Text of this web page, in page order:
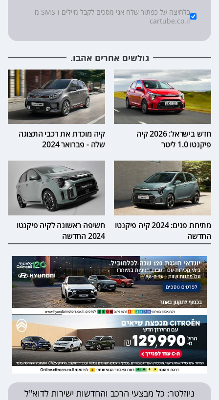
Checkboxes
*
בלחיצה על כפתור שלח אני מסכים לקבל מיילים ו-SMS מ
cartube.co.il
גולשים אחרים אהבו.
חדש בישראל: 2026 קיה
פיקנטו 1.0 ליטר
קיה מוכרת את רכבי התצוגה
שלה - פברואר 2024
מתיחת פנים: 2024 קיה פיקנטו
החדשה
חשיפה ראשונה לקיה פיקנטו
2024 החדשה
ניוזלטר: כל מבצעי הרכב והחדשות ישירות לדוא"ל